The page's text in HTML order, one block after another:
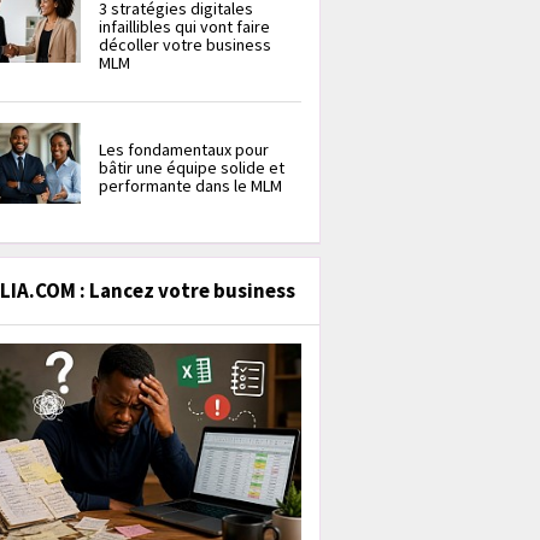
3 stratégies digitales
infaillibles qui vont faire
décoller votre business
MLM
Les fondamentaux pour
bâtir une équipe solide et
performante dans le MLM
: Lancez votre business